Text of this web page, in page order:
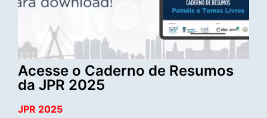
Acesse o Caderno de Resumos
da JPR 2025
JPR 2025